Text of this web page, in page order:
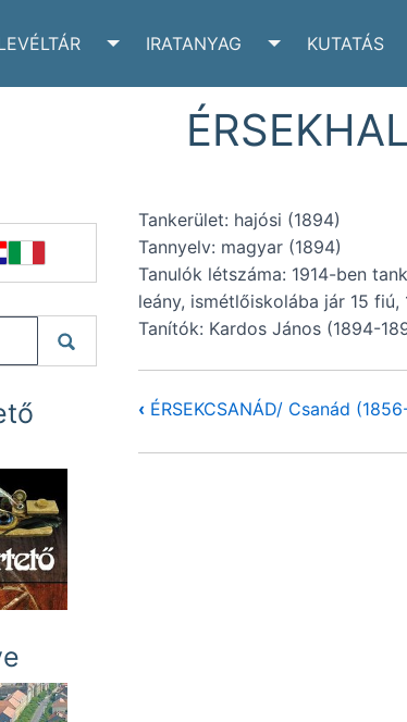
TOGGLE LEVÉLTÁR SUBMENU
IRATANYAG
TOGGLE
KUTATÁS
Tankerület: hajósi (1894)
Tannyelv: magyar (1894)
Tanulók létszáma: 1914-ben
leány, ismétlőiskolába jár 15 fiú,
Tanítók: Kardos János (1894-
‹ÉRSEKCSANÁD/ Csanád